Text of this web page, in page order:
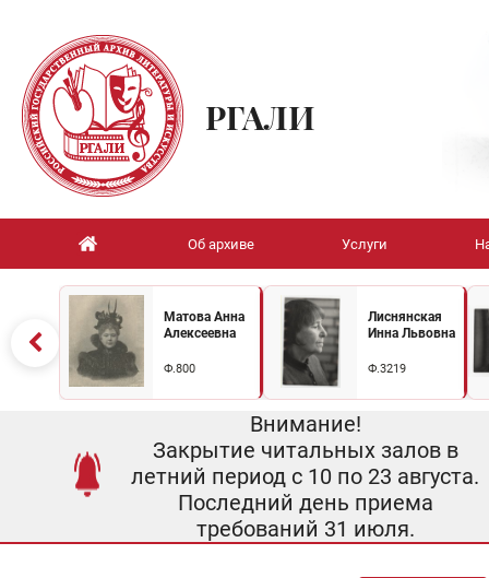
РГАЛИ
Об архиве Услуги
Матова Анна
Алексеевна
Ф.800
Лиснянская
Инна Львовна
Ф.3219
Внимание!
Закрытие читальных залов в
летний период с 10 по 23 августа.
Последний день приема
требований 31 июля.